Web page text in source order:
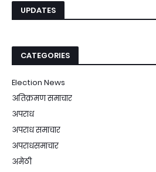
UPDATES
CATEGORIES
Election News
अतिक्रमण समाचार
अपराध
अपराध समाचार
अपराधसमाचार
अमेठी